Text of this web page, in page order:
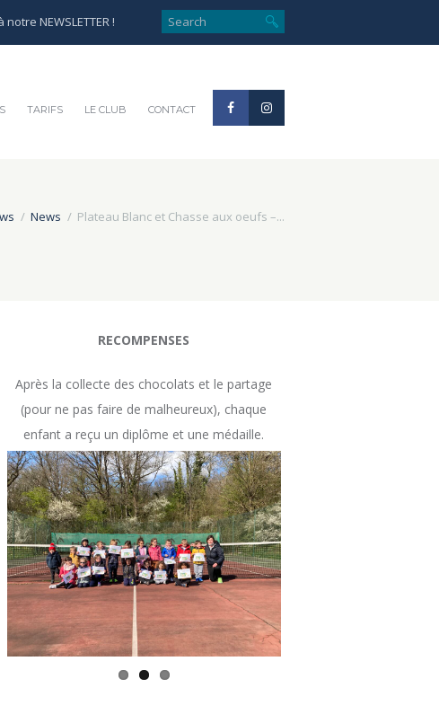
NEWSLETTER !
TARIFS LE CLUB CONTACT
News Plateau Blanc et Chasse aux oeufs –...
RECOMPENSES
Après la collecte des chocolats et le partage
(pour ne pas faire de malheureux), chaque
enfant a reçu un diplôme et une médaille.